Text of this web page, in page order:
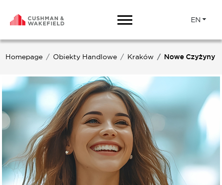
EN
Homepage Obiekty Handlowe Kraków Nowe Czyżyny